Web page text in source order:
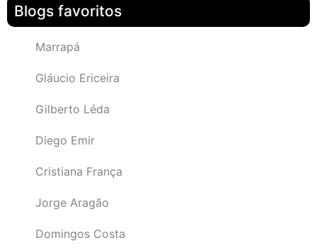
Blogs favoritos
Marrapá
Gláucio Ericeira
Gilberto Léda
Diego Emir
Cristiana França
Jorge Aragão
Domingos Costa